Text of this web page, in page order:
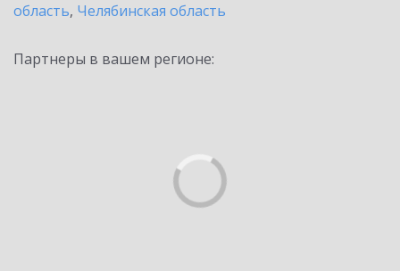
область, Челябинская область
Партнеры в вашем регионе: